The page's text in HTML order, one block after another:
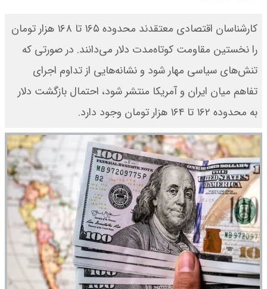
کارشناسان اقتصادی معتقدند محدوده ۱۶۵ تا ۱۶۸ هزار تومان
را نخستین مقاومت کوتاه‌مدت دلار می‌دانند. در صورتی که
تنش‌های سیاسی مهار شود و نشانه‌هایی از تداوم اجرای
تفاهم میان ایران و آمریکا منتشر شود، احتمال بازگشت دلار
به محدوده ۱۶۲ تا ۱۶۴ هزار تومان وجود دارد.